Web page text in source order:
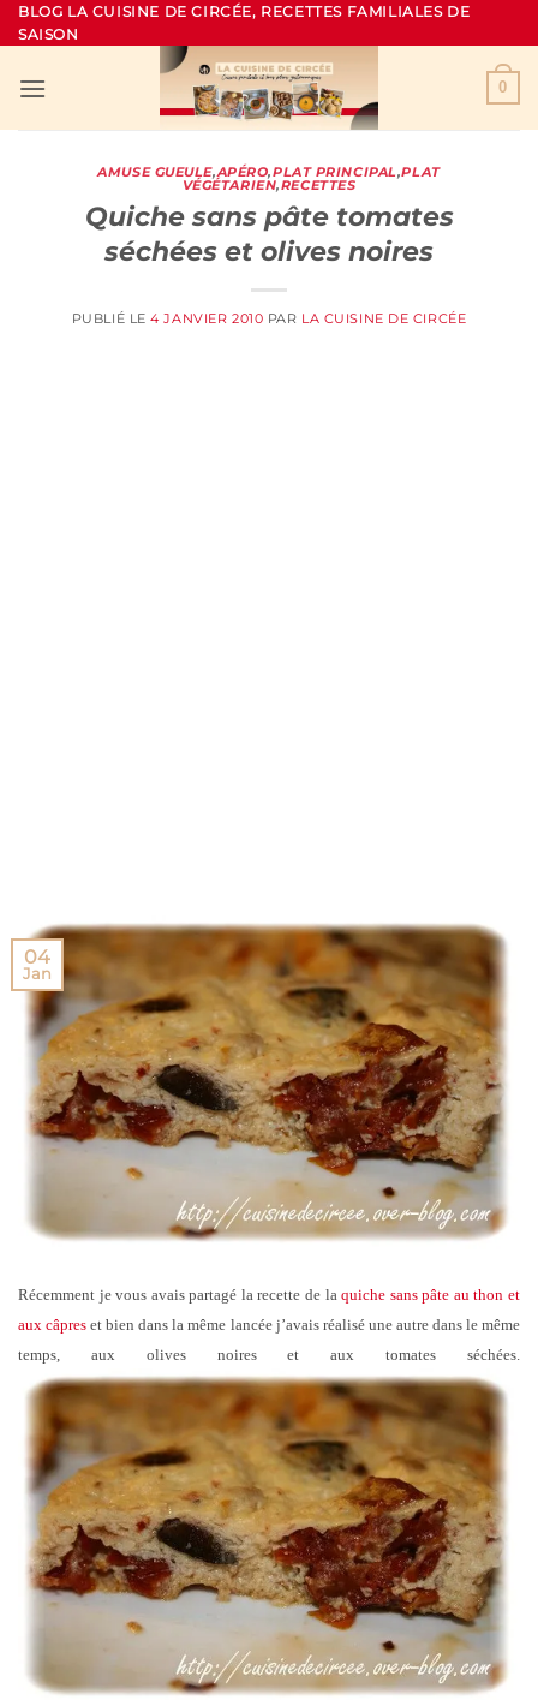
Passer
au
BLOG LA CUISINE DE CIRCÉE, RECETTES FAMILIALES DE
SAISON
0
AMUSE GUEULE,APÉRO,PLAT PRINCIPAL,PLAT
VÉGÉTARIEN,RECETTES
Quiche sans pâte tomates
séchées et olives noires
PUBLIÉ LE4 JANVIER 2010 PAR LA CUISINE DE CIRCÉE
04
Jan
Récemment je vous avais partagé la recette de laquiche sans pâte au thon et
aux câpres et bien dans la même lancée j’avais réalisé une autre dans le même
temps, aux olives noires et aux tomates séchées.